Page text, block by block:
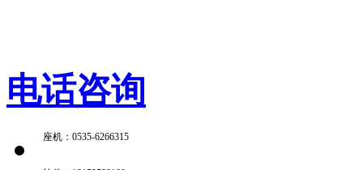
电话咨询
座机：0535-6266315